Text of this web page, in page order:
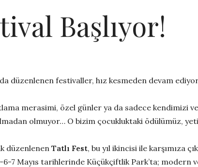
Başlıyor!
festivaller, hız kesmeden devam ediyor.
merasimi, özel günler ya da sadece kendimizi
olmuyor… O bizim çocukluktaki ödülümüz,
düzenlenen Tatlı Fest, bu yıl ikincisi ile karşımıza
7 Mayıs tarihlerinde Küçükçiftlik Park’ta; modern